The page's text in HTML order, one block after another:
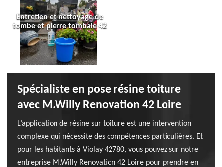
Entretien et nettoyage de
tombe et pierre tombale 42
Spécialiste en pose résine toiture
avec M.Willy Renovation 42 Loire
L’application de résine sur toiture est une intervention
complexe qui nécessite des compétences particulières. Et
pour les habitants à Violay 42780, vous pouvez sur notre
entreprise M.Willy Renovation 42 Loire pour prendre en